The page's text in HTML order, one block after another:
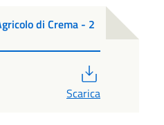
di Crema - 2
Scarica